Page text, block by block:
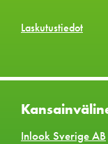
Laskutustiedot
Inlook Sverige AB